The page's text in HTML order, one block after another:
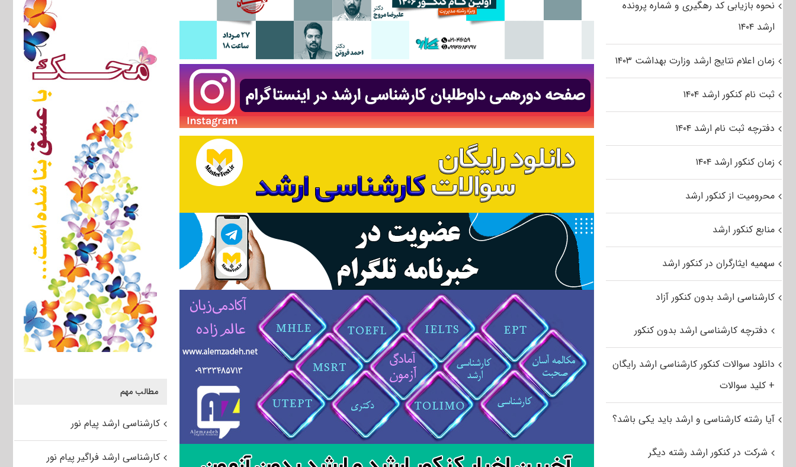
مطالب مهم
کارشناسی ارشد پیام نور
کارشناسی ارشد فراگیر پیام نور
نحوه بازیابی کد رهگیری و شماره پرونده
ارشد ۱۴۰۴
زمان اعلام نتایج ارشد وزارت بهداشت ۱۴۰۳
ثبت نام کنکور ارشد ۱۴۰۴
دفترچه ثبت نام ارشد ۱۴۰۴
زمان کنکور ارشد ۱۴۰۴
محرومیت از کنکور ارشد
منابع کنکور ارشد
سهمیه ایثارگران در کنکور ارشد
کارشناسی ارشد بدون کنکور آزاد
دفترچه کارشناسی ارشد بدون کنکور
دانلود سوالات کنکور کارشناسی ارشد رایگان
+ کلید سوالات
آیا رشته کارشناسی و ارشد باید یکی باشد؟
شرکت در کنکور ارشد رشته دیگر